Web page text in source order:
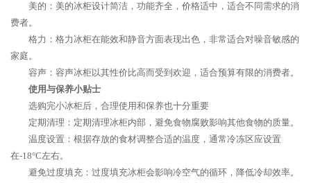
美的：美的冰柜设计简洁，功能齐全，价格适中，适合不同需求的消
费者。
格力：格力冰柜在能效和静音方面表现出色，非常适合对噪音敏感的
家庭。
容声：容声冰柜以其性价比高而受到欢迎，适合预算有限的消费者。
使用与保养小贴士
选购完小冰柜后，合理使用和保养也十分重要
定期清理：定期清理冰柜内部，避免食物腐败影响其他食物的质量。
温度设置：根据存放的食材调整合适的温度，通常冷冻区应设置
在-18°C左右。
避免过度填充：过度填充冰柜会影响冷空气的循环，降低冷却效率。